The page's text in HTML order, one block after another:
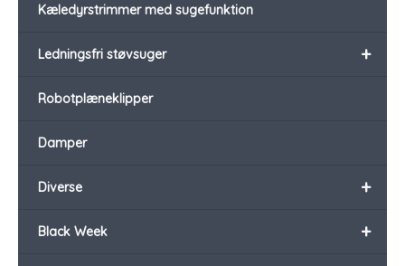
Kæledyrstrimmer med sugefunktion
+
Ledningsfri støvsuger
Robotplæneklipper
Damper
+
Diverse
+
Black Week